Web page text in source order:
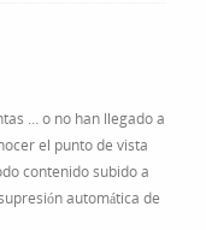
… o no han llegado a
el punto de vista
contenido subido a
automática de